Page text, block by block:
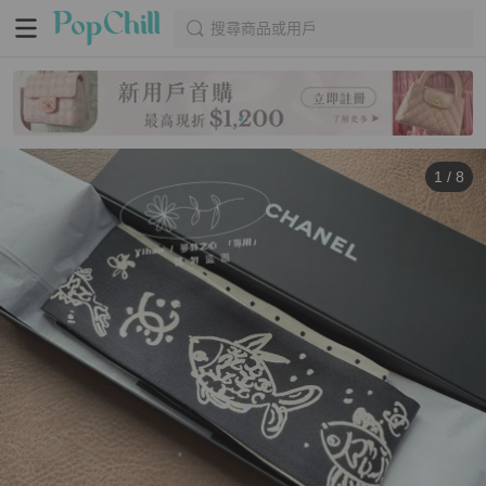
搜尋商品或用戶
1 / 8